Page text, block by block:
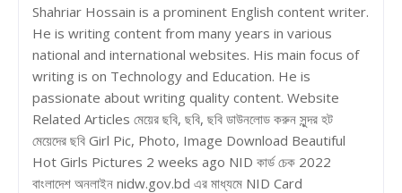
Shahriar Hossain is a prominent English content writer.
He is writing content from many years in various
national and international websites. His main focus of
writing is on Technology and Education. He is
passionate about writing quality content. Website
Related Articles মেয়ের ছবি, ছবি, ছবি ডাউনলোড করুন সুন্দর হট
মেয়েদের ছবি Girl Pic, Photo, Image Download Beautiful
Hot Girls Pictures 2 weeks ago NID কার্ড চেক 2022
বাংলাদেশ অনলাইন nidw.gov.bd এর মাধ্যমে NID Card